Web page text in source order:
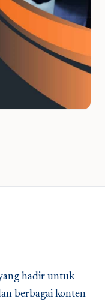
hadir untuk
berbagai konten